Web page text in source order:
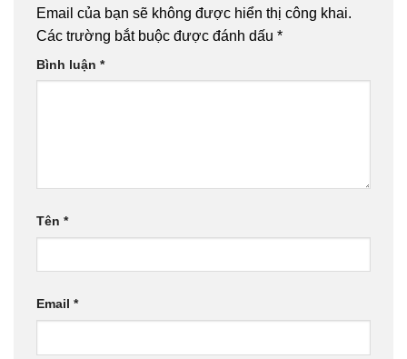
Email của bạn sẽ không được hiển thị công khai.
Các trường bắt buộc được đánh dấu *
Bình luận *
Tên *
Email *